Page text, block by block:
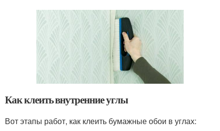
Как клеить внутренние углы
Вот этапы работ, как клеить бумажные обои в углах: